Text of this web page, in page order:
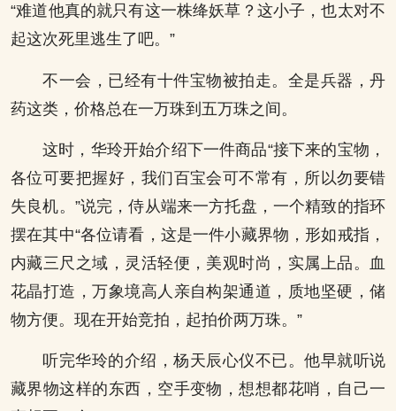
“难道他真的就只有这一株绛妖草？这小子，也太对不
起这次死里逃生了吧。”
不一会，已经有十件宝物被拍走。全是兵器，丹
药这类，价格总在一万珠到五万珠之间。
这时，华玲开始介绍下一件商品“接下来的宝物，
各位可要把握好，我们百宝会可不常有，所以勿要错
失良机。”说完，侍从端来一方托盘，一个精致的指环
摆在其中“各位请看，这是一件小藏界物，形如戒指，
内藏三尺之域，灵活轻便，美观时尚，实属上品。血
花晶打造，万象境高人亲自构架通道，质地坚硬，储
物方便。现在开始竞拍，起拍价两万珠。”
听完华玲的介绍，杨天辰心仪不已。他早就听说
藏界物这样的东西，空手变物，想想都花哨，自己一